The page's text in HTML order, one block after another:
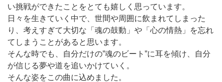
い挑戦ができたことをとても嬉しく思っています。
日々を生きていく中で、世間や周囲に飲まれてしまった
り、考えすぎて大切な「魂の鼓動」や「心の情熱」を忘れ
てしまうことがあると思います。
そんな時でも、自分だけの”魂のビート”に耳を傾け、自分
が信じる夢や道を追いかけていく。
そんな姿をこの曲に込めました。